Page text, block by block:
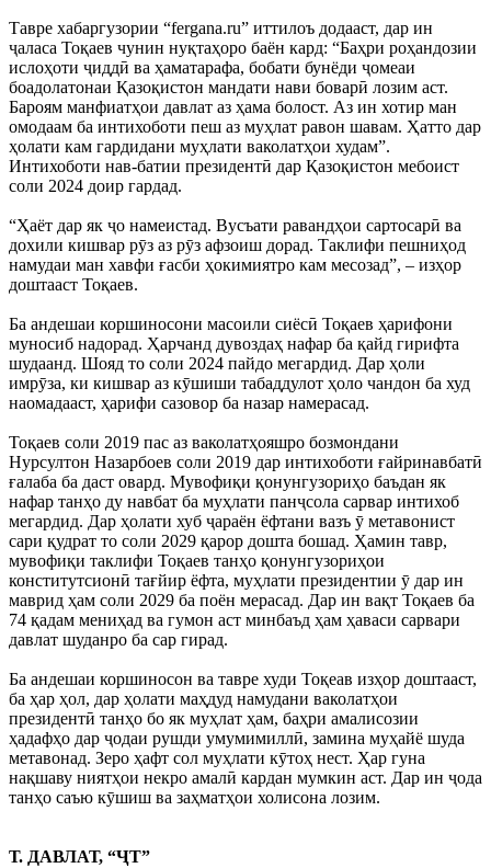
Тавре хабаргузории “fergana.ru” иттилоъ додааст, дар ин
ҷаласа Тоқаев чунин нуқтаҳоро баён кард: “Баҳри роҳандозии
ислоҳоти ҷиддӣ ва ҳаматарафа, бобати бунёди ҷомеаи
боадолатонаи Қазоқистон мандати нави боварӣ лозим аст.
Бароям манфиатҳои давлат аз ҳама болост. Аз ин хотир ман
омодаам ба интихоботи пеш аз муҳлат равон шавам. Ҳатто дар
ҳолати кам гардидани муҳлати ваколатҳои худам”.
Интихоботи нав-батии президентӣ дар Қазоқистон мебоист
соли 2024 доир гардад.
“Ҳаёт дар як ҷо намеистад. Вусъати равандҳои сартосарӣ ва
дохили кишвар рӯз аз рӯз афзоиш дорад. Таклифи пешниҳод
намудаи ман хавфи ғасби ҳокимиятро кам месозад”, – изҳор
доштааст Тоқаев.
Ба андешаи коршиносони масоили сиёсӣ Тоқаев ҳарифони
муносиб надорад. Ҳарчанд дувоздаҳ нафар ба қайд гирифта
шудаанд. Шояд то соли 2024 пайдо мегардид. Дар ҳоли
имрӯза, ки кишвар аз кӯшиши табаддулот ҳоло чандон ба худ
наомадааст, ҳарифи сазовор ба назар намерасад.
Тоқаев соли 2019 пас аз ваколатҳояшро бозмондани
Нурсултон Назарбоев соли 2019 дар интихоботи ғайринавбатӣ
ғалаба ба даст овард. Мувофиқи қонунгузориҳо баъдан як
нафар танҳо ду навбат ба муҳлати панҷсола сарвар интихоб
мегардид. Дар ҳолати хуб ҷараён ёфтани вазъ ӯ метавонист
сари қудрат то соли 2029 қарор дошта бошад. Ҳамин тавр,
мувофиқи таклифи Тоқаев танҳо қонунгузориҳои
конститутсионӣ тағйир ёфта, муҳлати президентии ӯ дар ин
маврид ҳам соли 2029 ба поён мерасад. Дар ин вақт Тоқаев ба
74 қадам мениҳад ва гумон аст минбаъд ҳам ҳаваси сарвари
давлат шуданро ба сар гирад.
Ба андешаи коршиносон ва тавре худи Тоқеав изҳор доштааст,
ба ҳар ҳол, дар ҳолати маҳдуд намудани ваколатҳои
президентӣ танҳо бо як муҳлат ҳам, баҳри амалисозии
ҳадафҳо дар ҷодаи рушди умумимиллӣ, замина муҳайё шуда
метавонад. Зеро ҳафт сол муҳлати кӯтоҳ нест. Ҳар гуна
нақшаву ниятҳои некро амалӣ кардан мумкин аст. Дар ин ҷода
танҳо саъю кӯшиш ва заҳматҳои холисона лозим.
Т. ДАВЛАТ, “ҶТ”